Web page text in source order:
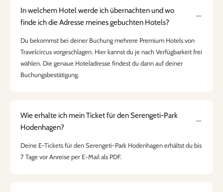
In welchem Hotel werde ich übernachten und wo
finde ich die Adresse meines gebuchten Hotels?
Du bekommst bei deiner Buchung mehrere Premium Hotels von
Travelcircus vorgeschlagen. Hier kannst du je nach Verfügbarkeit frei
wählen. Die genaue Hoteladresse findest du dann auf deiner
Buchungsbestätigung.
Wie erhalte ich mein Ticket für den Serengeti-Park
Hodenhagen?
Deine E-Tickets für den Serengeti-Park Hodenhagen erhältst du bis
7 Tage vor Anreise per E-Mail als PDF.